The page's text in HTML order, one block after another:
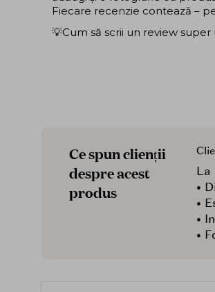
Fiecare recenzie contează –
💡Cum să scrii un review super
Ce spun clienții
despre acest
produs
La
•
•
•
•